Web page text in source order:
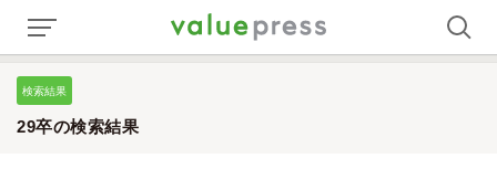
検索結果
29卒の検索結果